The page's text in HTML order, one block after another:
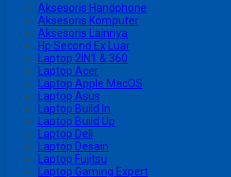
Aksesoris Handphone
Aksesoris Komputer
Aksesoris Lainnya
Hp Second Ex Luar
Laptop 2IN1 & 360
Laptop Acer
Laptop Apple MacOS
Laptop Asus
Laptop Build In
Laptop Build Up
Laptop Dell
Laptop Desain
Laptop Fujitsu
Laptop Gaming Expert